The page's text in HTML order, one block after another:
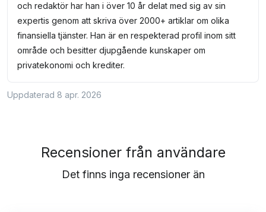
och redaktör har han i över 10 år delat med sig av sin
expertis genom att skriva över 2000+ artiklar om olika
finansiella tjänster. Han är en respekterad profil inom sitt
område och besitter djupgående kunskaper om
privatekonomi och krediter.
Uppdaterad 8 apr. 2026
Recensioner från användare
Det finns inga recensioner än